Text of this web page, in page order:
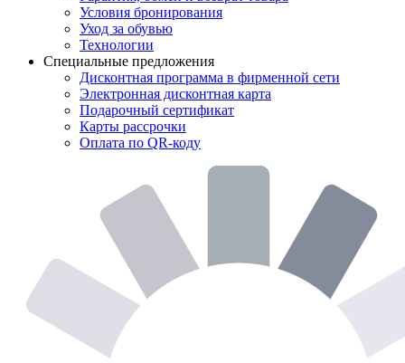
Условия бронирования
Уход за обувью
Технологии
Специальные предложения
Дисконтная программа в фирменной сети
Электронная дисконтная карта
Подарочный сертификат
Карты рассрочки
Оплата по QR-коду